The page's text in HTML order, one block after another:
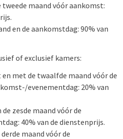
tweede maand vóór aankomst:
en de aankomstdag: 90% van
of exclusief kamers:
met de twaalfde maand vóór de
evenementdag: 20% van
zesde maand vóór de
40% van de dienstenprijs.
maand vóór de